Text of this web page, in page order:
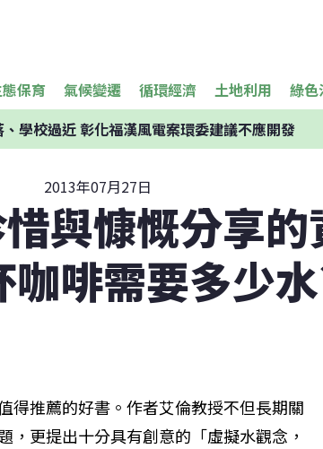
保育 氣候變遷 循環經濟 土地利用 綠色
學校過近 彰化福漢風電案環委建議不應開發
2013年07月27日
與慷慨分享的
啡需要多少水
得推薦的好書。作者艾倫教授不但長期關
，更提出十分具有創意的「虛擬水觀念，